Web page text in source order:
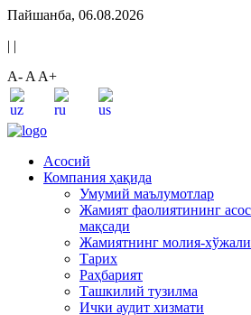
Пайшанба, 06.08.2026
| |
A- A A+
Асосий
Компания ҳақида
Умумий маълумотлар
Жамият фаолиятининг
мақсади
Жамиятнинг молия-
Тарих
Раҳбарият
Ташкилий тузилма
Ички аудит хизмати